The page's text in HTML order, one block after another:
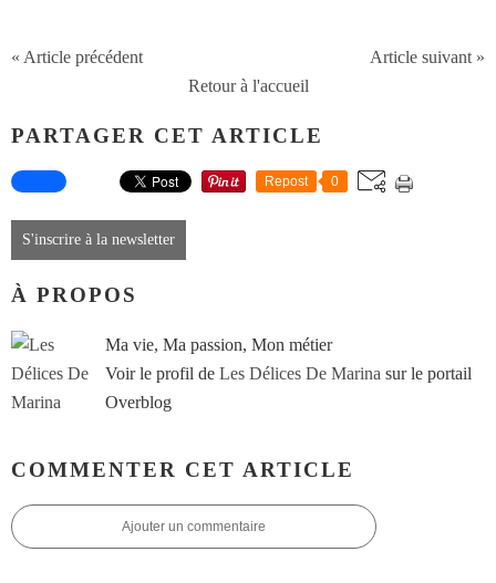
« Article précédent
Article suivant »
Retour à l'accueil
PARTAGER CET ARTICLE
Repost 0
S'inscrire à la newsletter
À PROPOS
Ma vie, Ma passion, Mon métier
Voir le profil de Les Délices De Marina sur le portail
Overblog
COMMENTER CET ARTICLE
Ajouter un commentaire